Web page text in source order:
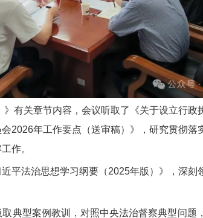
有关章节内容，会议听取了《关于设立行
2026年工作要点（送审稿）》，研究贯彻
作。
平法治思想学习纲要（2025年版）》，深
典型案例教训，对照中央法治督察典型问题